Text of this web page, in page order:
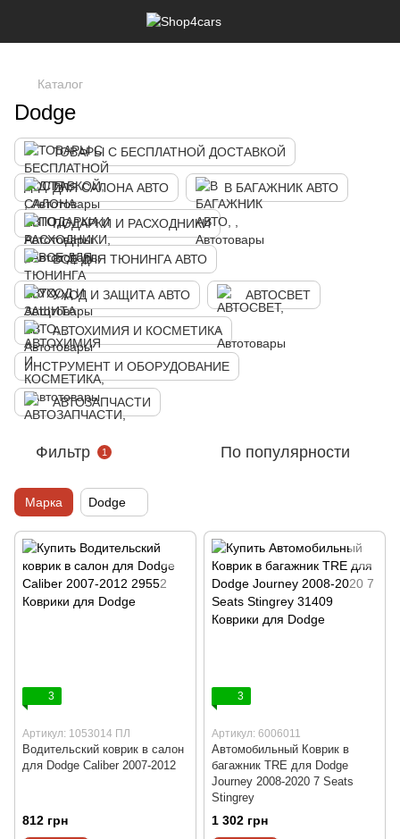
Каталог
Dodge
ТОВАРЫ С БЕСПЛАТНОЙ ДОСТАВКОЙ
ДЛЯ САЛОНА АВТО В БАГАЖНИК АВТО
ПОДАРКИ И РАСХОДНИКИ
ВСЕ ДЛЯ ТЮНИНГА АВТО
УХОД И ЗАЩИТА АВТО АВТОСВЕТ
АВТОХИМИЯ И КОСМЕТИКА
ИНСТРУМЕНТ И ОБОРУДОВАНИЕ
АВТОЗАПЧАСТИ
Фильтр 1 По популярности
Марка Dodge
3
Артикул: 1053014 ПЛ
Водительский коврик в салон
для Dodge Caliber 2007-2012
812 грн
3
Артикул: 6006011
Автомобильный Коврик в
багажник TRE для Dodge
Journey 2008-2020 7 Seats
Stingrey
1 302 грн